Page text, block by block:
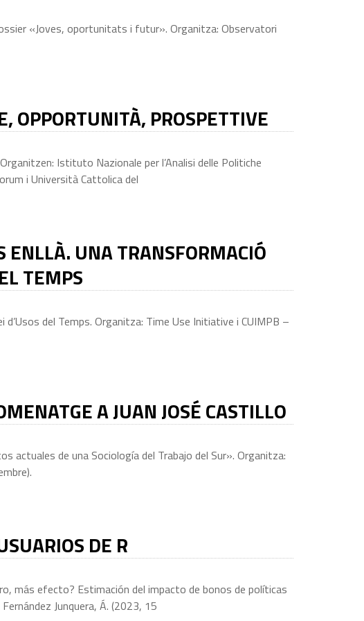
«Joves, oportunitats i futur». Organitza: Observatori
OPPORTUNITÀ, PROSPETTIVE
Istituto Nazionale per l’Analisi delle Politiche
i Università Cattolica del
ENLLÀ. UNA TRANSFORMACIÓ
TEMPS
del Temps. Organitza: Time Use Initiative i CUIMPB –
A JUAN JOSÉ CASTILLO
actuales de una Sociología del Trabajo del Sur». Organitza:
DE R
más efecto? Estimación del impacto de bonos de políticas
Junquera, Á. (2023, 15